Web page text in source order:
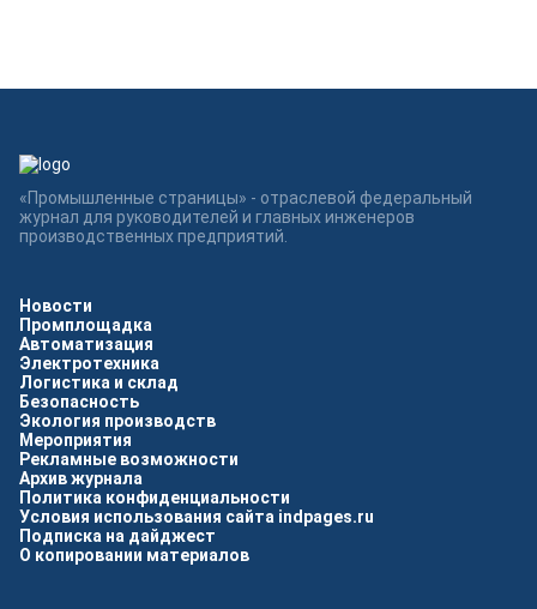
Новости
Промплощадка
Автоматизация
Электротехника
Логистика и склад
Безопасность
Экология производств
Мероприятия
Рекламные возможности
Архив журнала
Политика конфиденциальности
Условия использования сайта indpages.ru
Подписка на дайджест
О копировании материалов
«Промышленные страницы» - отраслевой федеральный
журнал для руководителей и главных инженеров
производственных предприятий.